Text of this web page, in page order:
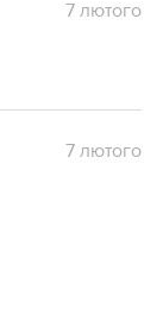
7 лютого
7 лютого